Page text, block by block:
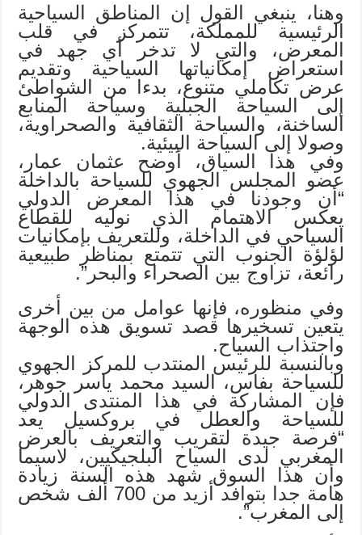
وهنا، ينبغي القول إن المناطق السياحية
الرئيسية للمملكة، تتمركز في قلب
المعرض، والتي لا تدخر أي جهد في
استعراض إمكانياتها السياحية وتقديم
عرض تكاملي متنوع، بدءا من الشواطئ
إلى السياحة الجبلية وسياحة المنابع
الساخنة، والسياحة الثقافية والصحراوية،
وصولا إلى السياحة البيئية.
وفي هذا السياق، أوضح عثمان عمار،
عضو المجلس الجهوي للسياحة بالداخلة
“أن وجودنا في هذا المعرض الدولي
يعكس الاهتمام الذي نوليه للقطاع
السياحي في الداخلة، وللتعريف بإمكانيات
لؤلؤة الجنوب التي تتمتع بمناظر طبيعية
رائعة، تزاوج بين الصحراء والبحر”.
وفي منظوره، فإنها عوامل من بين أخرى
يتعين تسخيرها قصد تسويق هذه الوجهة
واجتذاب السياح.
وبالنسبة للرئيس المنتدب للمركز الجهوي
للسياحة بفاس، السيد محمد ياسر جوهر،
فإن المشاركة في هذا المنتدى الدولي
للسياحة والعطل في بروكسيل يعد
“فرصة جيدة لتقريب والتعريف بالعرض
المغربي لدى السياح البلجيكيين، لاسيما
وأن هذا السوق شهد هذه السنة زيادة
هامة جدا بتوافد أزيد من 700 ألف شخص
إلى المغرب”.